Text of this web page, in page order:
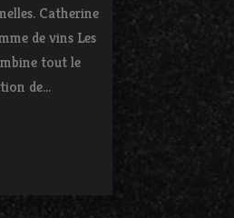
Catherine
de vins Les
tout le
de...